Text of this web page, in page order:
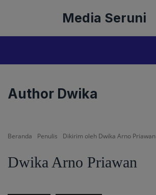
Media Seruni
Author Dwika
Beranda Penulis Dikirim oleh Dwika Arno Priawan
Dwika Arno Priawan